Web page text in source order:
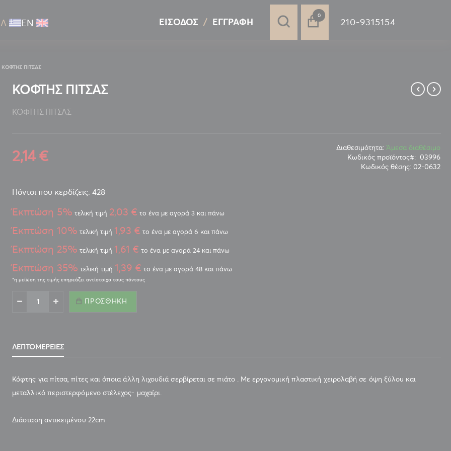
ΕΝ
0στοιχεία
ΕΊΣΟΔΟΣ ΕΓΓΡΑΦΉ 210-9315154
ΚΟΦΤΗΣ ΠΙΤΣΑΣ
ΚΟΦΤΗΣ ΠΙΤΣΑΣ
ΚΟΦΤΗΣ ΠΙΤΣΑΣ
2,14 € Διαθεσιμότητα: Άμεσα διαθέσιμο
Κωδικός προϊόντος
03996
Κωδικός θέσης: 02-0632
Πόντοι που κερδίζεις: 428
Έκπτώση 5% τελική τιμή 2,03 € το ένα με αγορά 3 και πάνω
Έκπτώση 10% τελική τιμή 1,93 € το ένα με αγορά 6 και πάνω
Έκπτώση 25% τελική τιμή 1,61 € το ένα με αγορά 24 και πάνω
Έκπτώση 35% τελική τιμή 1,39 € το ένα με αγορά 48 και πάνω
ΠΡΟΣΘΉΚΗ
ΛΕΠΤΟΜΈΡΕΙΕΣ
Κόφτης για πίτσα, πίτες και όποια άλλη λιχουδιά σερβίρεται σε πιάτο . Με εργονομική πλαστική χειρολαβή σε όψη ξύλου και
μεταλλικό περιστερφόμενο στέλεχος- μαχαίρι.
Διάσταση αντικειμένου 22cm